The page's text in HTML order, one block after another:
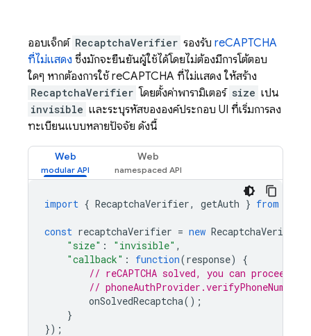
ออบเจ็กต์ RecaptchaVerifier รองรับ reCAPTCHA
ที่ไม่แสดง ซึ่งมักจะยืนยันผู้ใช้ได้โดยไม่ต้องมีการโต้ตอบ
ใดๆ หากต้องการใช้ reCAPTCHA ที่ไม่แสดง ให้สร้าง
RecaptchaVerifier โดยตั้งค่าพารามิเตอร์ size เป็น
invisible และระบุรหัสขององค์ประกอบ UI ที่เริ่มการลง
ทะเบียนแบบหลายปัจจัย ดังนี้
Web Web
import { RecaptchaVerifier, getAuth } from
const recaptchaVerifier = new RecaptchaVerifier
"size" : "invisible" ,
"callback" : function(response)
{
// reCAPTCHA solved, you can proceed
//
onSolvedRecaptcha();
}
});